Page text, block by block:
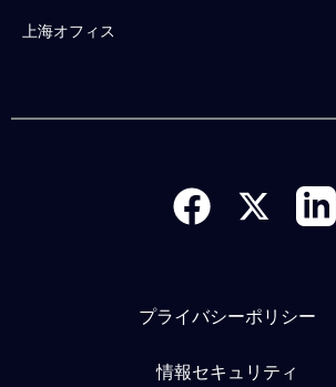
上海オフィス
プライバシーポリシー
情報セキュリティ